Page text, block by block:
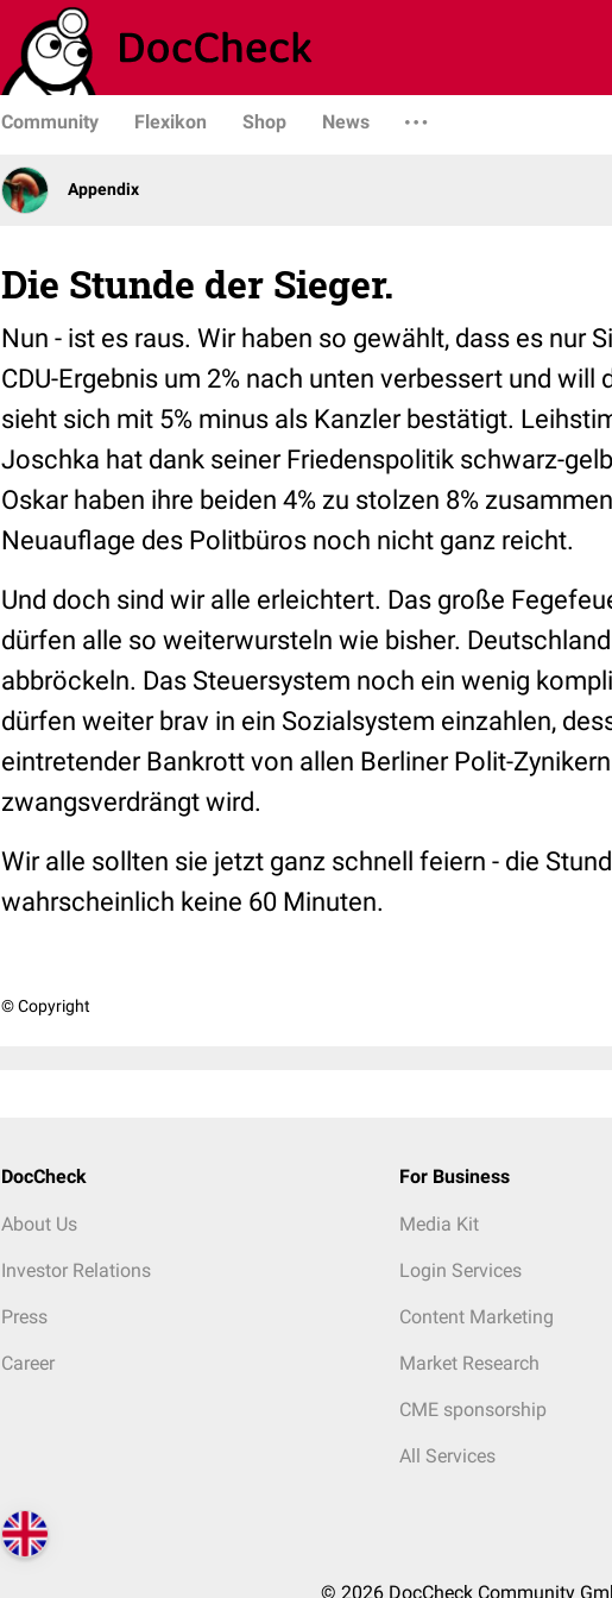
Community Flexikon Shop News
Appendix
Die Stunde der Sieger.
Nun - ist es raus. Wir haben so gewählt, dass es nur
CDU-Ergebnis um 2% nach unten verbessert und will
sieht sich mit 5% minus als Kanzler bestätigt.
Joschka hat dank seiner Friedenspolitik schwarz-
Oskar haben ihre beiden 4% zu stolzen 8%
Neuauflage des Politbüros noch nicht ganz reicht.
Und doch sind wir alle erleichtert. Das große
dürfen alle so weiterwursteln wie bisher.
abbröckeln. Das Steuersystem noch ein wenig
dürfen weiter brav in ein Sozialsystem einzahlen,
eintretender Bankrott von allen Berliner Polit-
zwangsverdrängt wird.
Wir alle sollten sie jetzt ganz schnell feiern - die
wahrscheinlich keine 60 Minuten.
© Copyright
DocCheck
About Us
Investor Relations
Press
Career
For Business
Media Kit
Login Services
Content Marketing
Market Research
CME sponsorship
All Services
© 2026 DocCheck Community